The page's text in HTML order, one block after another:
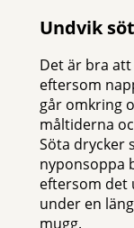
Undvik
Det är bra
eftersom
går omkring
måltiderna
Söta drycker
nyponsoppa
eftersom det
under en
mugg.